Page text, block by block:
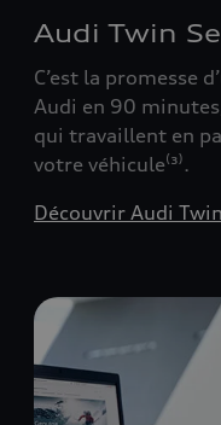
Audi Twin
C’est la promesse
Audi en 90
qui travaillent en
votre véhicule⁽³⁾.
Découvrir Audi